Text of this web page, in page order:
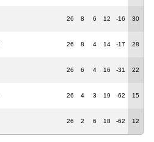
26 8 6 12 -16 30
26 8 4 14 -17 28
26 6 4 16 -31 22
26 4 3 19 -62 15
26 2 6 18 -62 12